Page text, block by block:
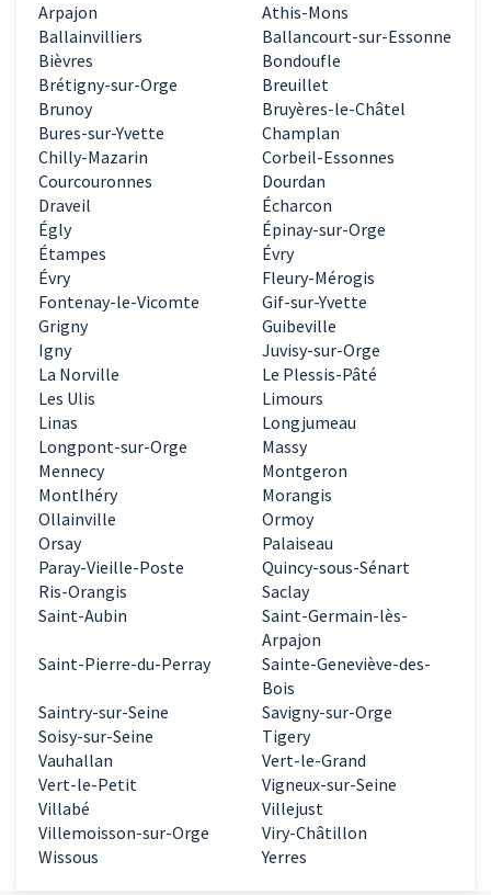
Arpajon
Athis-Mons
Ballainvilliers
Ballancourt-sur-Essonne
Bièvres
Bondoufle
Brétigny-sur-Orge
Breuillet
Brunoy
Bruyères-le-Châtel
Bures-sur-Yvette
Champlan
Chilly-Mazarin
Corbeil-Essonnes
Courcouronnes
Dourdan
Draveil
Écharcon
Égly
Épinay-sur-Orge
Étampes
Évry
Évry
Fleury-Mérogis
Fontenay-le-Vicomte
Gif-sur-Yvette
Grigny
Guibeville
Igny
Juvisy-sur-Orge
La Norville
Le Plessis-Pâté
Les Ulis
Limours
Linas
Longjumeau
Longpont-sur-Orge
Massy
Mennecy
Montgeron
Montlhéry
Morangis
Ollainville
Ormoy
Orsay
Palaiseau
Paray-Vieille-Poste
Quincy-sous-Sénart
Ris-Orangis
Saclay
Saint-Aubin
Saint-Germain-lès-
Arpajon
Saint-Pierre-du-Perray
Sainte-Geneviève-des-
Bois
Saintry-sur-Seine
Savigny-sur-Orge
Soisy-sur-Seine
Tigery
Vauhallan
Vert-le-Grand
Vert-le-Petit
Vigneux-sur-Seine
Villabé
Villejust
Villemoisson-sur-Orge
Viry-Châtillon
Wissous
Yerres